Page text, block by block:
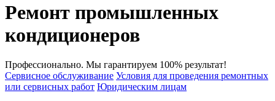
Ремонт промышленных
кондиционеров
Профессионально. Мы гарантируем 100% результат!
Сервисное обслуживание Условия для проведения ремонтных
или сервисных работ Юридическим лицам